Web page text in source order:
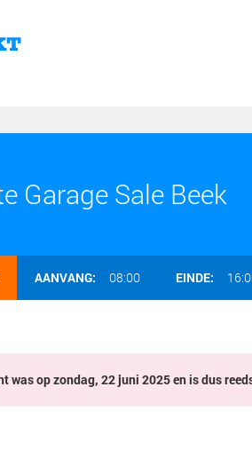
Garage Sale Beek
AANVANG: 08:00 EINDE:
was op zondag, 22 juni 2025 en is dus